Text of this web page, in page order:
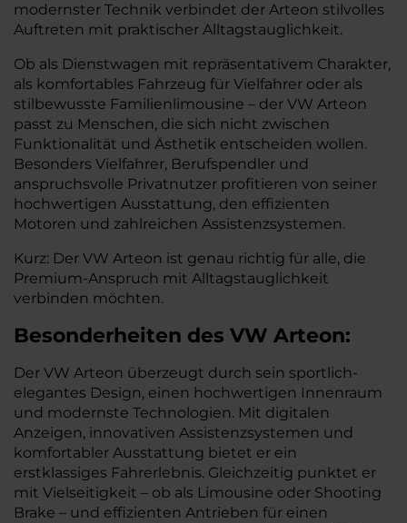
modernster Technik verbindet der Arteon stilvolles
Auftreten mit praktischer Alltagstauglichkeit.
Ob als Dienstwagen mit repräsentativem Charakter,
als komfortables Fahrzeug für Vielfahrer oder als
stilbewusste Familienlimousine – der VW Arteon
passt zu Menschen, die sich nicht zwischen
Funktionalität und Ästhetik entscheiden wollen.
Besonders Vielfahrer, Berufspendler und
anspruchsvolle Privatnutzer profitieren von seiner
hochwertigen Ausstattung, den effizienten
Motoren und zahlreichen Assistenzsystemen.
Kurz: Der VW Arteon ist genau richtig für alle, die
Premium-Anspruch mit Alltagstauglichkeit
verbinden möchten.
Besonderheiten des VW Arteon:
Der VW Arteon überzeugt durch sein sportlich-
elegantes Design, einen hochwertigen Innenraum
und modernste Technologien. Mit digitalen
Anzeigen, innovativen Assistenzsystemen und
komfortabler Ausstattung bietet er ein
erstklassiges Fahrerlebnis. Gleichzeitig punktet er
mit Vielseitigkeit – ob als Limousine oder Shooting
Brake – und effizienten Antrieben für einen